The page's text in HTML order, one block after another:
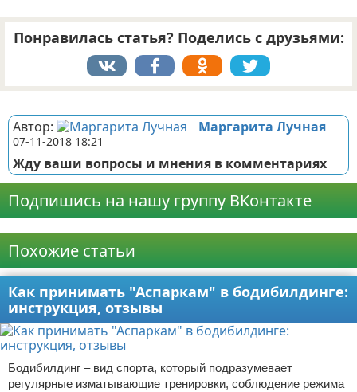
Понравилась статья? Поделись с друзьями:
Автор: Маргарита Лучная
07-11-2018 18:21
Жду ваши вопросы и мнения в комментариях
Подпишись на нашу группу ВКонтакте
Похожие статьи
Как принимать "Аспаркам" в бодибилдинге:
инструкция, отзывы
Бодибилдинг – вид спорта, который подразумевает
регулярные изматывающие тренировки, соблюдение режима